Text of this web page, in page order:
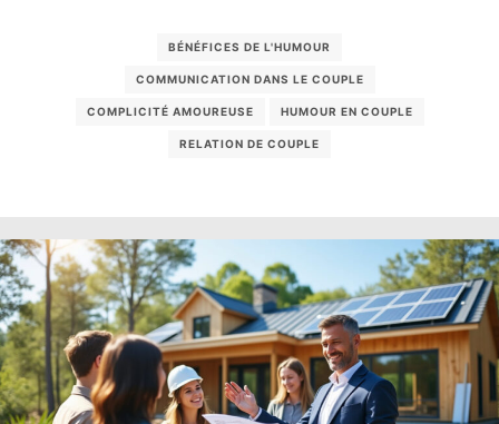
BÉNÉFICES DE L'HUMOUR
COMMUNICATION DANS LE COUPLE
COMPLICITÉ AMOUREUSE HUMOUR EN COUPLE
RELATION DE COUPLE